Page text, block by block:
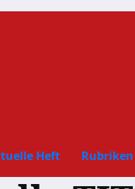
Heft Rubriken